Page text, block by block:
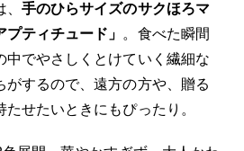
手のひらサイズのサクほろマ
ティチュード」 。食べた瞬間
中でやさしくとけていく繊細な
がするので、遠方の方や、贈る
せたいときにもぴったり。